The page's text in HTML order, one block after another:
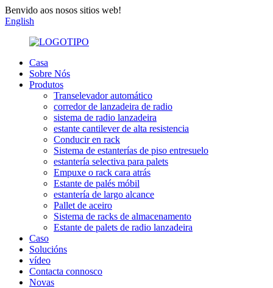
Benvido aos nosos sitios web!
English
Casa
Sobre Nós
Produtos
Transelevador automático
corredor de lanzadeira de radio
sistema de radio lanzadeira
estante cantilever de alta resistencia
Conducir en rack
Sistema de estanterías de piso entresuelo
estantería selectiva para palets
Empuxe o rack cara atrás
Estante de palés móbil
estantería de largo alcance
Pallet de aceiro
Sistema de racks de almacenamento
Estante de palets de radio lanzadeira
Caso
Solucións
vídeo
Contacta connosco
Novas